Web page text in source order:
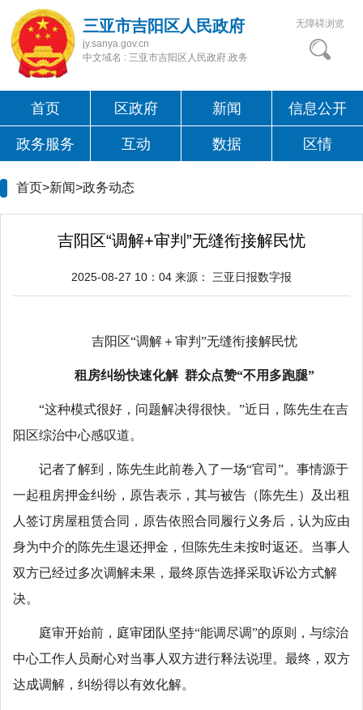
三亚市吉阳区人民政府
jy.sanya.gov.cn
中文域名 : 三亚市吉阳区人民政府.政务
无障碍浏览
首页 区政府 新闻 信息公开
政务服务 互动 数据 区情
首页>新闻>政务动态
吉阳区“调解+审判”无缝衔接解民忧
2025-08-27 10：04 来源： 三亚日报数字报
吉阳区“调解＋审判”无缝衔接解民忧
租房纠纷快速化解 群众点赞“不用多跑腿”
“这种模式很好，问题解决得很快。”近日，陈先生在吉
阳区综治中心感叹道。
记者了解到，陈先生此前卷入了一场“官司”。事情源于
一起租房押金纠纷，原告表示，其与被告（陈先生）及出租
人签订房屋租赁合同，原告依照合同履行义务后，认为应由
身为中介的陈先生退还押金，但陈先生未按时返还。当事人
双方已经过多次调解未果，最终原告选择采取诉讼方式解
决。
庭审开始前，庭审团队坚持“能调尽调”的原则，与综治
中心工作人员耐心对当事人双方进行释法说理。最终，双方
达成调解，纠纷得以有效化解。